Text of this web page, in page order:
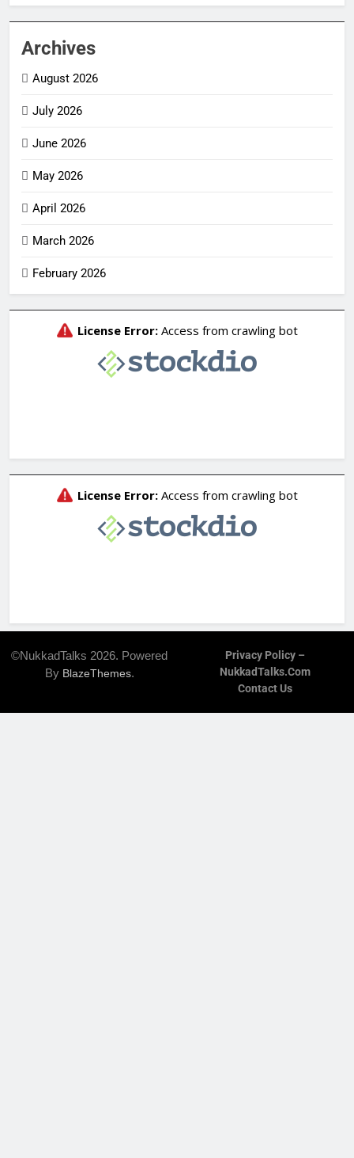
Archives
August 2026
July 2026
June 2026
May 2026
April 2026
March 2026
February 2026
©NukkadTalks 2026. Powered
By BlazeThemes.
Privacy Policy –
NukkadTalks.com
Contact Us